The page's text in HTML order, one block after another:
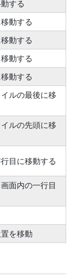
する
動する
動する
動する
動する
ルの最後に移
ルの先頭に移
目に移動する
面内の一行目
を移動